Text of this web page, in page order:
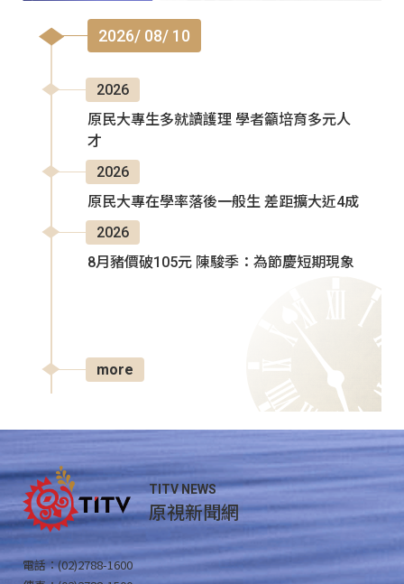
2026/ 08/ 10
2026
原民大專生多就讀護理 學者籲培育多元人
才
2026
原民大專在學率落後一般生 差距擴大近4成
2026
8月豬價破105元 陳駿季：為節慶短期現象
more
TITV NEWS
原視新聞網
電話：(02)2788-1600